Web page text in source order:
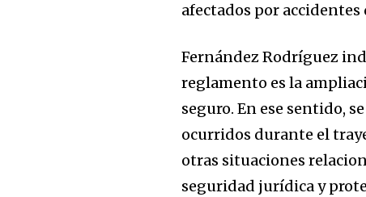
afectados por
Fernández Rodríguez
reglamento es la
seguro. En ese sentido,
ocurridos durante el
otras situaciones
seguridad jurídica y